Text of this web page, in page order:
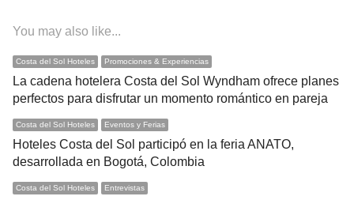
You may also like...
Costa del Sol Hoteles Promociones & Experiencias
La cadena hotelera Costa del Sol Wyndham ofrece planes
perfectos para disfrutar un momento romántico en pareja
Costa del Sol Hoteles Eventos y Ferias
Hoteles Costa del Sol participó en la feria ANATO,
desarrollada en Bogotá, Colombia
Costa del Sol Hoteles Entrevistas